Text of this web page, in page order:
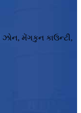
મેંગકુન કાઉન્ટી,